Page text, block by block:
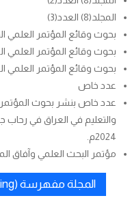
المجلد(8) العدد(3)
بحوث وقائع المؤتمر العلمي
بحوث وقائع المؤتمر العلمي الرابع
بحوث وقائع المؤتمر العلمي
عدد خاص
عدد خاص بنشر بحوث المؤتمر
2024م.
مؤتمر البحث العلمي وآفاق
المجلة مفهرسة (Indexing)